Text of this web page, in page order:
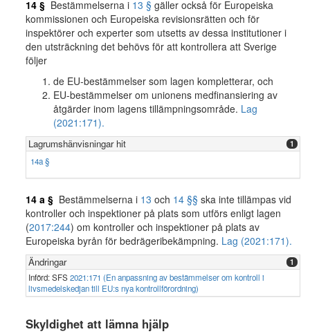
14 § Bestämmelserna i 13 § gäller också för Europeiska
kommissionen och Europeiska revisionsrätten och för
inspektörer och experter som utsetts av dessa institutioner i
den utsträckning det behövs för att kontrollera att Sverige
följer
de EU-bestämmelser som lagen kompletterar, och
EU-bestämmelser om unionens medfinansiering av
åtgärder inom lagens tillämpningsområde. Lag
(2021:171).
Lagrumshänvisningar hit 1
14a §
14 a § Bestämmelserna i 13 och 14 §§ ska inte tillämpas vid
kontroller och inspektioner på plats som utförs enligt lagen
(2017:244) om kontroller och inspektioner på plats av
Europeiska byrån för bedrägeribekämpning. Lag (2021:171).
Ändringar 1
Införd: SFS2021:171 (En anpassning av bestämmelser om kontroll i
livsmedelskedjan till EU:s nya kontrollförordning)
Skyldighet att lämna hjälp